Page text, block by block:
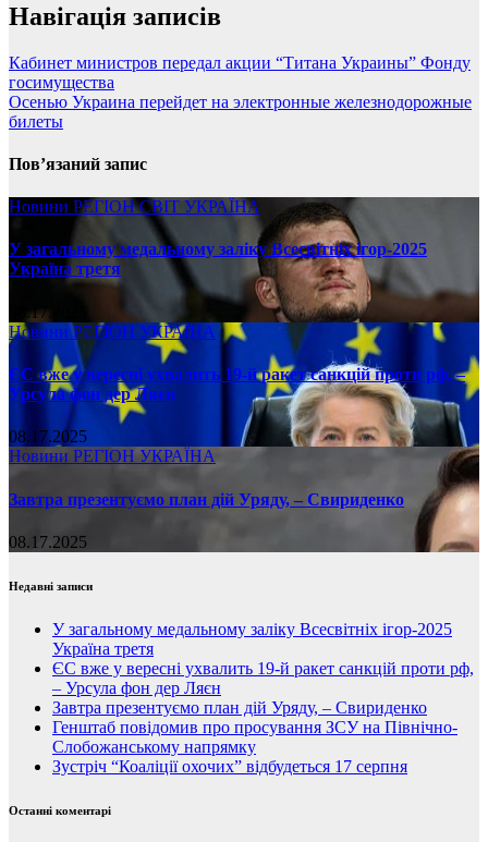
Навігація записів
Кабинет министров передал акции “Титана Украины” Фонду
госимущества
Осенью Украина перейдет на электронные железнодорожные
билеты
Пов’язаний запис
Новини РЕГІОНСВІТ УКРАЇНА
У загальному медальному заліку Всесвітніх ігор-2025
Україна третя
08.17.2025
НовиниРЕГІОН УКРАЇНА
ЄС вже у вересні ухвалить 19-й ракет санкцій проти рф, –
Урсула фон дер Ляєн
08.17.2025
Новини РЕГІОН УКРАЇНА
Завтра презентуємо план дій Уряду, – Свириденко
08.17.2025
Недавні записи
У загальному медальному заліку Всесвітніх ігор-2025
Україна третя
ЄС вже у вересні ухвалить 19-й ракет санкцій проти рф,
– Урсула фон дер Ляєн
Завтра презентуємо план дій Уряду, – Свириденко
Генштаб повідомив про просування ЗСУ на Північно-
Слобожанському напрямку
Зустріч “Коаліції охочих” відбудеться 17 серпня
Останні коментарі